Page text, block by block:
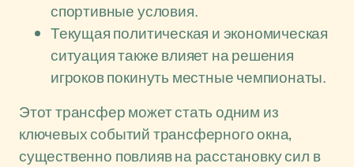
спортивные условия.
Текущая политическая и экономическая
ситуация также влияет на решения
игроков покинуть местные чемпионаты.
Этот трансфер может стать одним из
ключевых событий трансферного окна,
существенно повлияв на расстановку сил в